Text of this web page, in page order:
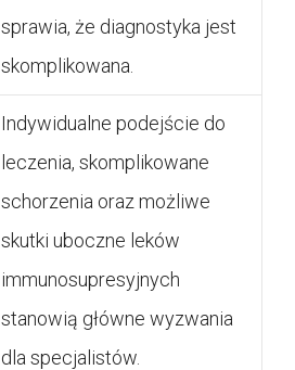
sprawia, że diagnostyka jest
skomplikowana.
Indywidualne podejście do
leczenia, skomplikowane
schorzenia oraz możliwe
skutki uboczne leków
immunosupresyjnych
stanowią główne wyzwania
dla specjalistów.